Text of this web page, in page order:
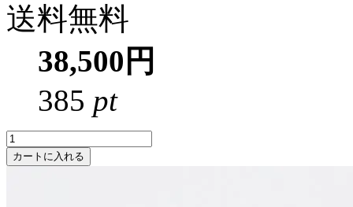
送料無料
38,500円
385 pt
カートに入れる